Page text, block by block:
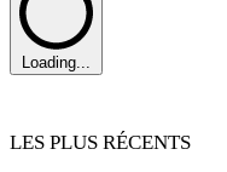
Loading...
LES PLUS RÉCENTS